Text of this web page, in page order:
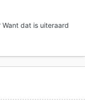
dat is uiteraard